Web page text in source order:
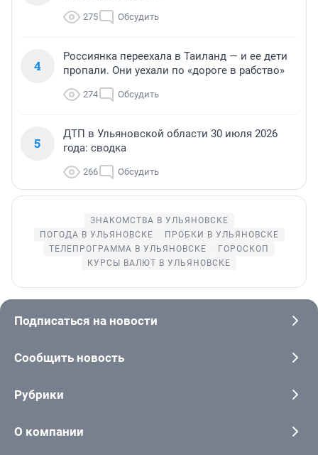
275 Обсудить
4
Россиянка переехала в Таиланд — и ее дети
пропали. Они уехали по «дороге в рабство»
274 Обсудить
5
ДТП в Ульяновской области 30 июля 2026
года: сводка
266 Обсудить
ЗНАКОМСТВА В УЛЬЯНОВСКЕ
ПОГОДА В УЛЬЯНОВСКЕ
ПРОБКИ В УЛЬЯНОВСКЕ
ТЕЛЕПРОГРАММА В УЛЬЯНОВСКЕ
ГОРОСКОП
КУРСЫ ВАЛЮТ В УЛЬЯНОВСКЕ
Подписаться на новости
Сообщить новость
Рубрики
О компании